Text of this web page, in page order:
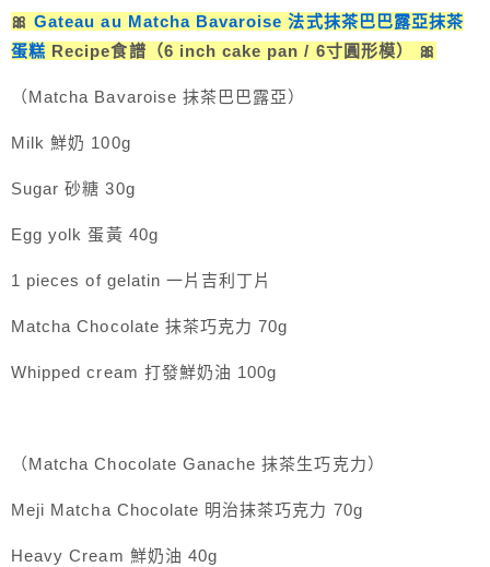
🎀Gateau au Matcha Bavaroise 法式抹茶巴巴露亞抹茶
蛋糕 Recipe食譜（6 inch cake pan / 6寸圓形模） 🎀
（Matcha Bavaroise 抹茶巴巴露亞）
Milk 鮮奶 100g
Sugar 砂糖 30g
Egg yolk 蛋黃 40g
1 pieces of gelatin 一片吉利丁片
Matcha Chocolate 抹茶巧克力 70g
Whipped cream 打發鮮奶油 100g
（Matcha Chocolate Ganache 抹茶生巧克力）
Meji Matcha Chocolate 明治抹茶巧克力 70g
Heavy Cream 鮮奶油 40g